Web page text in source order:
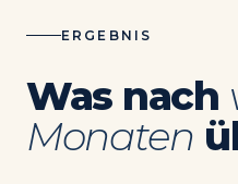
ERGEBNIS
Was nach
Monaten